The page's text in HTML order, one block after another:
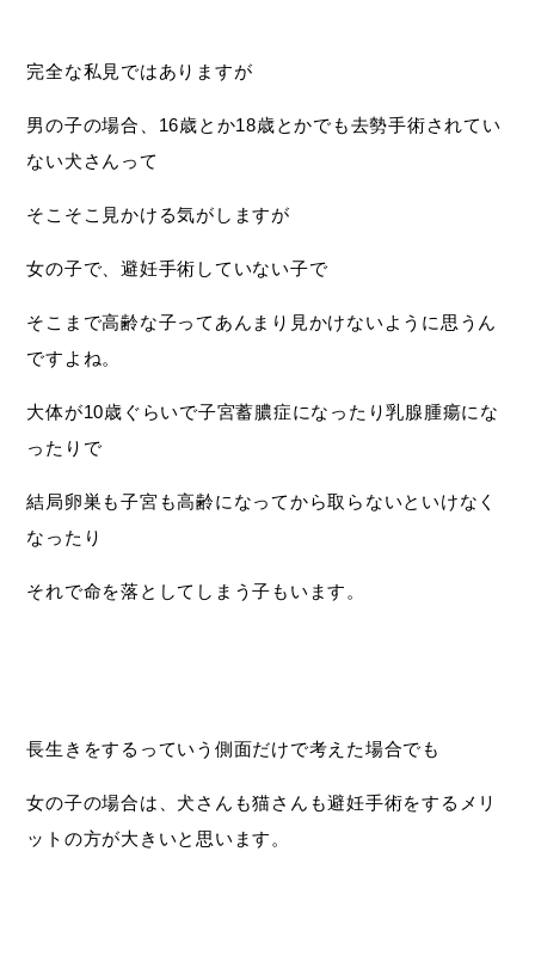
完全な私見ではありますが
男の子の場合、16歳とか18歳とかでも去勢手術されてい
ない犬さんって
そこそこ見かける気がしますが
女の子で、避妊手術していない子で
そこまで高齢な子ってあんまり見かけないように思うん
ですよね。
大体が10歳ぐらいで子宮蓄膿症になったり乳腺腫瘍にな
ったりで
結局卵巣も子宮も高齢になってから取らないといけなく
なったり
それで命を落としてしまう子もいます。
長生きをするっていう側面だけで考えた場合でも
女の子の場合は、犬さんも猫さんも避妊手術をするメリ
ットの方が大きいと思います。